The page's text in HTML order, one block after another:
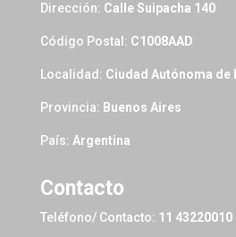
Dirección: Calle Suipacha 140
Código Postal: C1008AAD
Localidad: Ciudad Autónoma de
Provincia: Buenos Aires
País: Argentina
Contacto
Teléfono/ Contacto: 11 43220010